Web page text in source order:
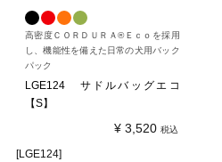
高密度ＣＯＲＤＵＲＡ®Ｅｃｏを採用
し、機能性を備えた日常の犬用バック
パック
LGE124 サドルバッグエコ
【S】
¥ 3,520 税込
[LGE124]